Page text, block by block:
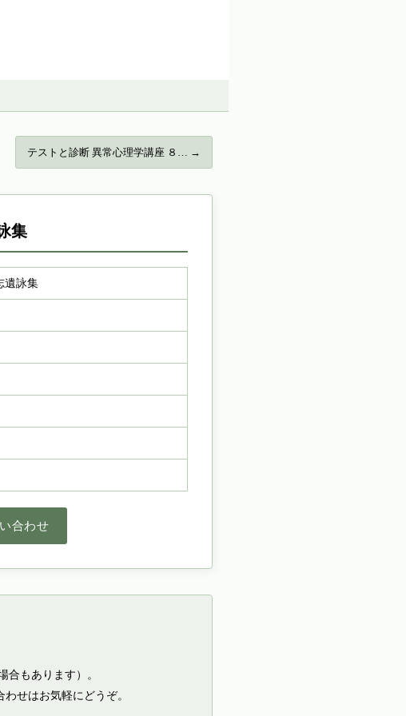
テストと診断 異常心理学講座 ８… →
集
遺詠集
合わせ
もあります）。
せはお気軽にどうぞ。